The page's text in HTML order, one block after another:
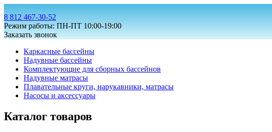
8 812 467-30-52
Режим работы: ПН-ПТ 10:00-19:00
Заказать звонок
Каркасные бассейны
Надувные бассейны
Комплектующие для сборных бассейнов
Надувные матрасы
Плавательные круги, нарукавники, матрасы
Насосы и аксессуары
Каталог товаров